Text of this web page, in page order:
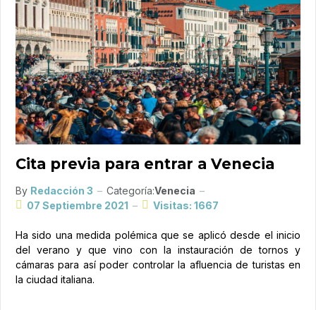
Cita previa para entrar a Venecia
By Redacción 3 Categoría:Venecia
07 Septiembre 2021
Visitas: 1667
Ha sido una medida polémica que se aplicó desde el inicio
del verano y que vino con la instauración de tornos y
cámaras para así poder controlar la afluencia de turistas en
la ciudad italiana.